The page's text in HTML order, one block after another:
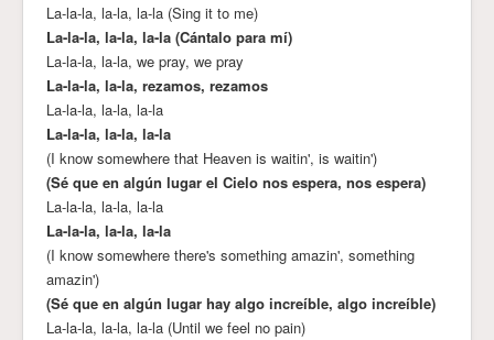
La-la-la, la-la, la-la (Sing it to me)
La-la-la, la-la, la-la (Cántalo para mí)
La-la-la, la-la, we pray, we pray
La-la-la, la-la, rezamos, rezamos
La-la-la, la-la, la-la
La-la-la, la-la, la-la
(I know somewhere that Heaven is waitin', is waitin')
(Sé que en algún lugar el Cielo nos espera, nos espera)
La-la-la, la-la, la-la
La-la-la, la-la, la-la
(I know somewhere there's something amazin', something
amazin')
(Sé que en algún lugar hay algo increíble, algo increíble)
La-la-la, la-la, la-la (Until we feel no pain)